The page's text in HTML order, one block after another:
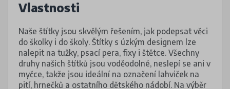
Vlastnosti
Naše štítky jsou skvělým řešením, jak podepsat věci
do školky i do školy. Štítky s úzkým designem lze
nalepit na tužky, psací pera, fixy i štětce. Všechny
druhy našich štítků jsou voděodolné, neslepí se ani v
myčce, takže jsou ideální na označení lahviček na
pití, hrnečků a ostatního dětského nádobí. Na výběr